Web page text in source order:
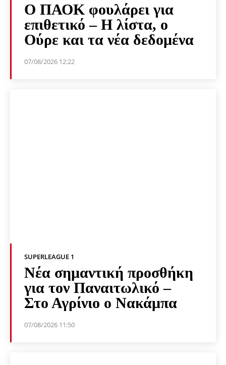
Ο ΠΑΟΚ φουλάρει για
επιθετικό – Η λίστα, ο
Ούρε και τα νέα δεδομένα
07/08/2026 12:22
SUPERLEAGUE 1
Νέα σημαντική προσθήκη
για τον Παναιτωλικό –
Στο Αγρίνιο ο Νακάμπα
07/08/2026 11:50